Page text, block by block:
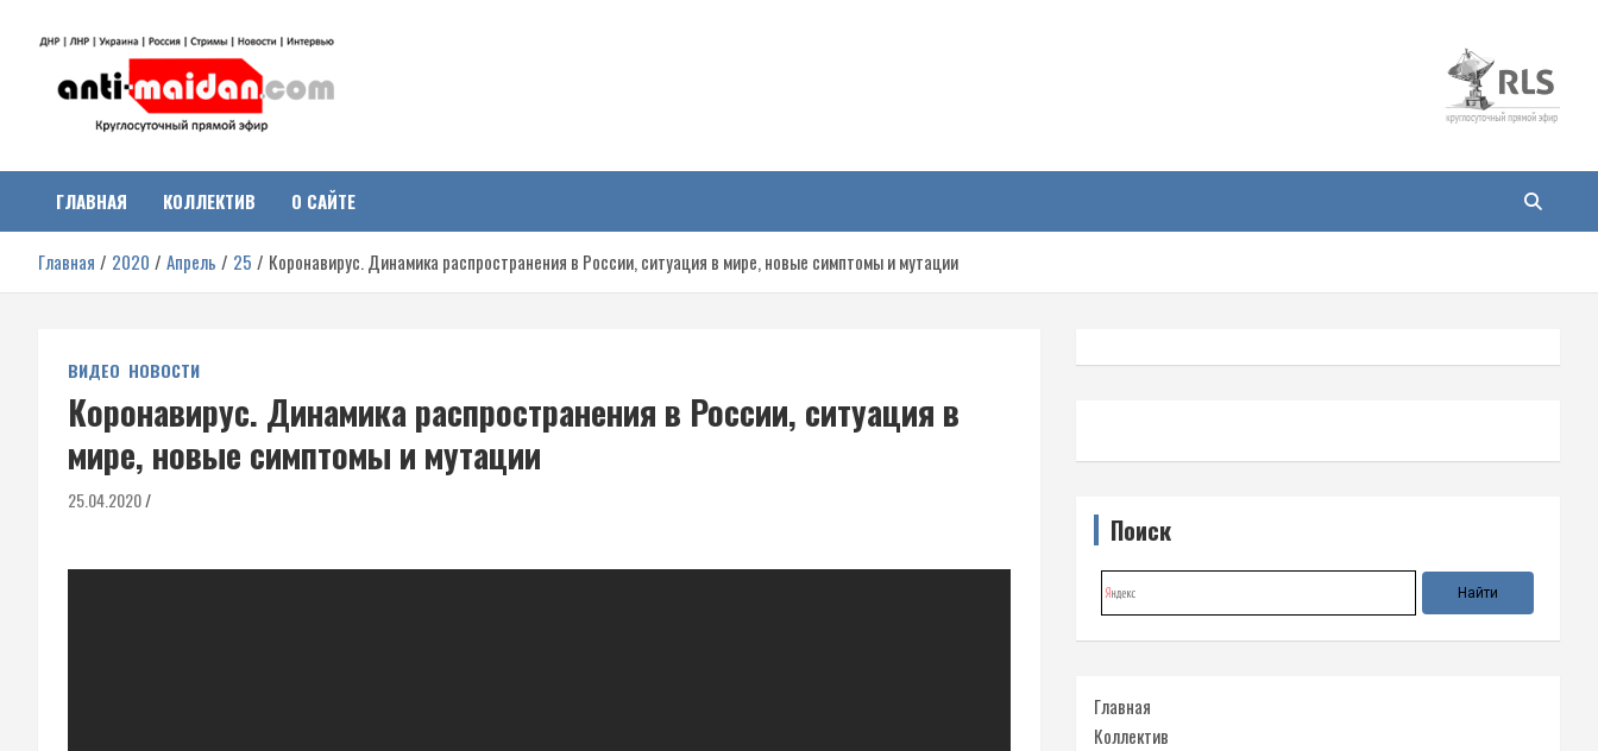
Антимайдан:
Гражданская война на
Украине
о гражданской войне на Украине, включая события в Новороссии,
ДНР, ЛНР и других регионах.
ГЛАВНАЯ КОЛЛЕКТИВ О САЙТЕ
Главная 2020 Апрель 25 Коронавирус. Динамика распространения в России, ситуация в мире, новые симптомы и мутации
ВИДЕО НОВОСТИ
Коронавирус. Динамика распространения в России, ситуация в
мире, новые симптомы и мутации
25.04.2020
Поиск
Главная
Коллектив